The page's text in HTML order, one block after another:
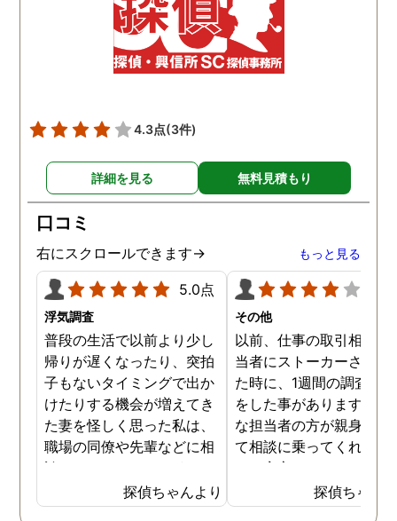
4.3点(3件)
詳細を見る 無料見積もり
口コミ
右にスクロールできます→ もっと見る
5.0点
浮気調査
普段の生活で以前より少し
帰りが遅くなったり、突拍
子もないタイミングで出か
けたりする機会が増えてき
た妻を怪しく思った私は、
職場の同僚や先輩などに相
談していました。 そういっ
た相談の回答の一つに調査
を依頼することを勧めら
探偵ちゃんより
その他
以前、仕事の取引相手の
当者にストーカーされて
た時に、1週間の調査依頼
をした事があります。親
な担当者の方が親身にな
て相談に乗ってくれたた
め、安心しました。同じ
うな被害に遭う可能性も
慮し、引越しましたので
探偵ちゃん